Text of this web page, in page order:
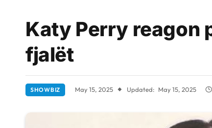
Katy Perry reagon
fjalët
SHOWBIZ May 15, 2025 Updated: May 15, 2025